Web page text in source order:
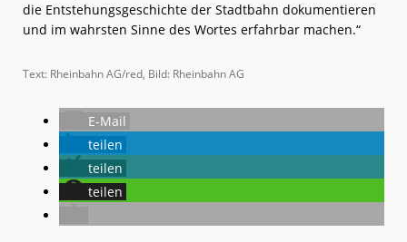
die Entstehungsgeschichte der Stadtbahn dokumentieren
und im wahrsten Sinne des Wortes erfahrbar machen.“
Text: Rheinbahn AG/red, Bild: Rheinbahn AG
E-Mail
teilen
teilen
teilen